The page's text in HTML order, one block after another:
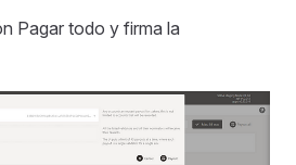
Pagar todo y firma la